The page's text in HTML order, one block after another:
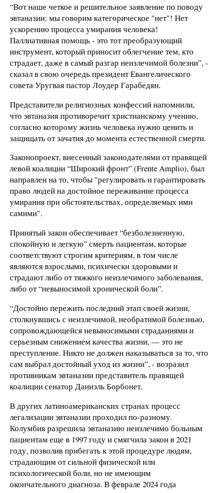
“Вот наше четкое и решительное заявление по поводу
эвтаназии: мы говорим категорическое "нет"! Нет
ускорению процесса умирания человека!
Паллиативная помощь - это тот преобразующий
инструмент, который приносит облегчение тем, кто
страдает, даже в самый разгар неизлечимой болезни”, -
сказал в свою очередь президент Евангелического
совета Уругвая пастор Лоудер Гарабедян.
Представители религиозных конфессий напомнили,
что эвтаназия противоречит христианскому учению,
согласно которому жизнь человека нужно ценить и
защищать от зачатия до момента естественной смерти.
Законопроект, внесенный законодателями от правящей
левой коалиции “Широкий фронт” (Frente Amplio), был
направлен на то, чтобы "регулировать и гарантировать
право людей на достойное переживание процесса
умирания при обстоятельствах, определяемых ими
самими".
Принятый закон обеспечивает “безболезненную,
спокойную и легкую” смерть пациентам, которые
соответствуют строгим критериям, в том числе
являются взрослыми, психически здоровыми и
страдают либо от тяжкого неизлечимого заболевания,
либо от “невыносимой хронической боли”.
“Достойно пережить последний этап своей жизни,
столкнувшись с неизлечимой, необратимой болезнью,
сопровождающейся невыносимыми страданиями и
серьезным снижением качества жизни, — это не
преступление. Никто не должен наказываться за то, что
сам выбрал достойный уход из жизни”, - возразил
противникам эвтаназии представитель правящей
коалиции сенатор Даниэль Борбонет.
В других латиноамериканских странах процесс
легализации эвтаназии проходил по-разному.
Колумбия разрешила эвтаназию неизлечимо больным
пациентам еще в 1997 году и смягчила закон в 2021
году, позволив прибегать к этой процедуре людям,
страдающим от сильной физической или
психологической боли, но не имеющим
окончательного диагноза. В феврале 2024 года